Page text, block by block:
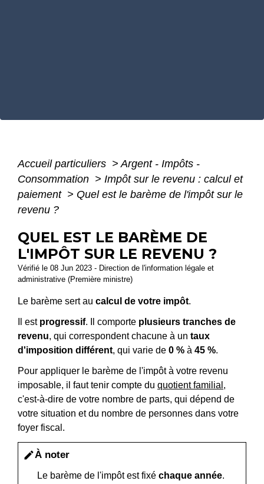
Accueil particuliers > Argent - Impôts -
Consommation > Impôt sur le revenu : calcul et
paiement > Quel est le barème de l'impôt sur le
revenu ?
QUEL EST LE BARÈME DE
L'IMPÔT SUR LE REVENU ?
Vérifié le 08 Jun 2023 - Direction de l'information légale et
administrative (Première ministre)
Le barème sert au calcul de votre impôt.
Il est progressif. Il comporte plusieurs tranches de
revenu, qui correspondent chacune à un taux
d'imposition différent, qui varie de 0 % à 45 %.
Pour appliquer le barème de l'impôt à votre revenu
imposable, il faut tenir compte du quotient familial ,
c'est-à-dire de votre nombre de parts, qui dépend de
votre situation et du nombre de personnes dans votre
foyer fiscal.
editÀ noter
Le barème de l'impôt est fixé chaque année.